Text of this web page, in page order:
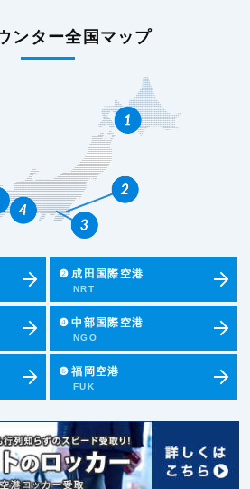
ンター全国マップ
❷ 成田国際空港
NRT
❹ 中部国際空港
NGO
❻ 福岡空港
FUK